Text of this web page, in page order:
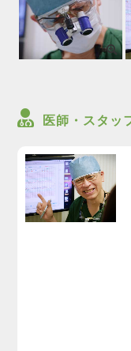
医師・スタッ